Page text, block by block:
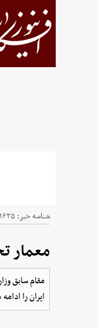
شناسه خبر:
معمار
مقام سابق
ایران را